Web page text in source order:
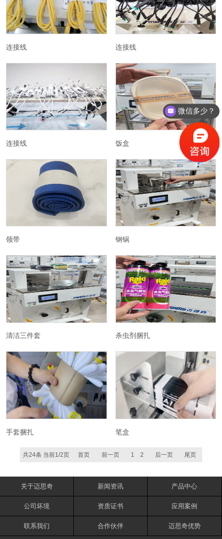
连接线 连接线
连接线 饭盒
领带 钢锅
清洁三件套 杀虫剂捆扎
手套捆扎 笔盒
共24条 当前1/2页 首页 前一页 1 2 后一页 尾页
关于迈思奇 新闻资讯 产品中心
公司坏境 资质证书 应用案例
联系我们 合作伙伴 迈思奇优势
微信多少？